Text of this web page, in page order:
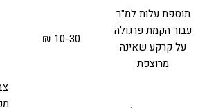
תוספת עלות למ"ר
עבור הקמת פרגולה
על קרקע שאינה
מרוצפת
10-30 ₪